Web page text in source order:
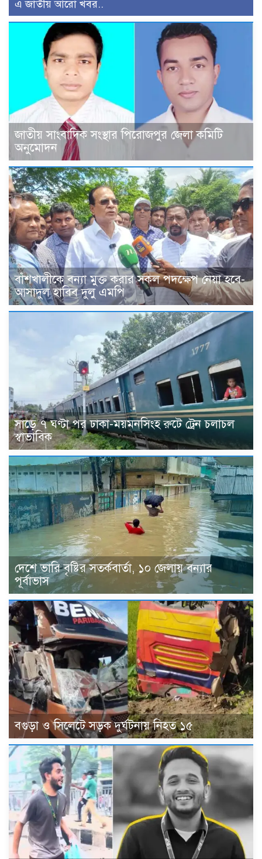
এ জাতীয় আরো খবর..
জাতীয় সাংবাদিক সংস্থার পিরোজপুর জেলা কমিটি
অনুমোদন
বাঁশখালীকে বন্যা মুক্ত করার সকল পদক্ষেপ নেয়া হবে-
আসাদুল হাবিব দুলু এমপি
সাড়ে ৭ ঘণ্টা পর ঢাকা-ময়মনসিংহ রুটে ট্রেন চলাচল
স্বাভাবিক
দেশে ভারি বৃষ্টির সতর্কবার্তা, ১০ জেলায় বন্যার
পূর্বাভাস
বগুড়া ও সিলেটে সড়ক দুর্ঘটনায় নিহত ১৫